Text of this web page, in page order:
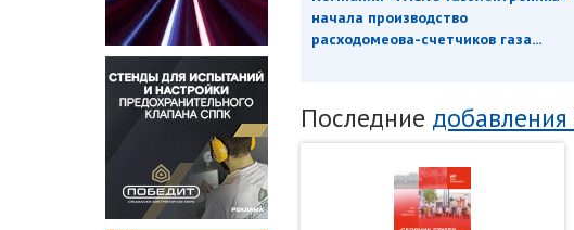
начала производство
расходомеова-счетчиков газа...
Последние